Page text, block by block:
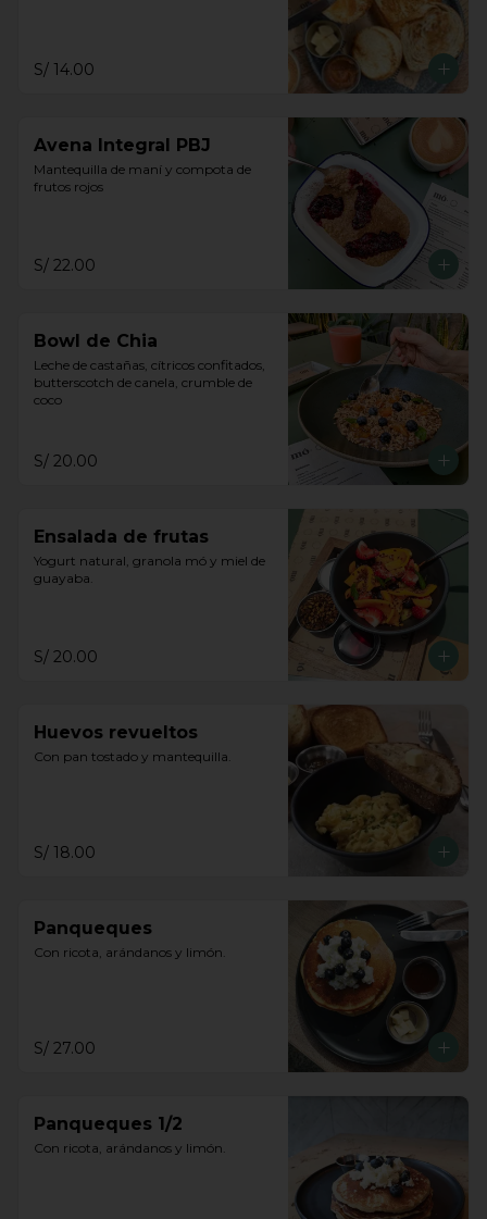
S/ 14.00
Avena Integral PBJ
Mantequilla de maní y compota de
frutos rojos
S/ 22.00
Bowl de Chia
Leche de castañas, cítricos confitados,
butterscotch de canela, crumble de
coco
S/ 20.00
Ensalada de frutas
Yogurt natural, granola mó y miel de
guayaba.
S/ 20.00
Huevos revueltos
Con pan tostado y mantequilla.
S/ 18.00
Panqueques
Con ricota, arándanos y limón.
S/ 27.00
Panqueques 1/2
Con ricota, arándanos y limón.